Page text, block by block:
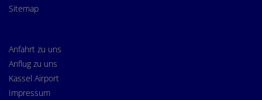
Sitemap
Anfahrt zu uns
Anflug zu uns
Kassel Airport
Impressum